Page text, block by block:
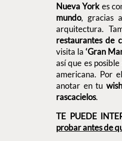
Nueva Yorkes
mundo, gracias
arquitectura.
restaurantes de
visita la‘Gran
así que es
americana. Por
anotar en tu
rascacielos.
TE PUEDE
probar antes de